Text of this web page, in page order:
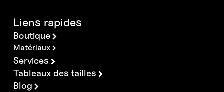
Liens rapides
Boutique
Matériaux
Services
Tableaux des tailles
Blog